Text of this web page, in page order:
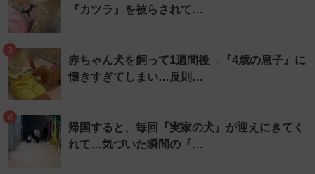
『カツラ』を被らされて…
3
赤ちゃん犬を飼って1週間後→『4歳の息子』に
懐きすぎてしまい…反則…
4
帰国すると、毎回『実家の犬』が迎えにきてく
れて…気づいた瞬間の『…